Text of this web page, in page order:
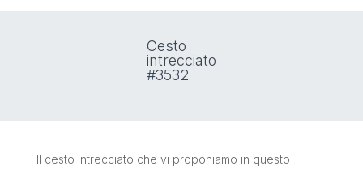
Cesto
intrecciato
#3532
Il cesto intrecciato che vi proponiamo in questo